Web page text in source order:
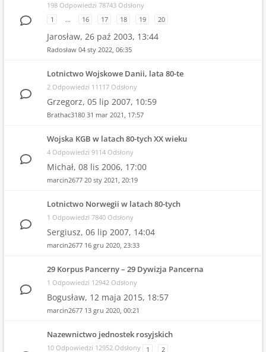
198 Odpowiedzi 78743 Odsłony
1
… 16 17 18 19 20
Jarosław, 26 paź 2003, 13:44
Radosław 04 sty 2022, 06:35
Lotnictwo Wojskowe Danii, lata 80-te
2 Odpowiedzi 11117 Odsłony
Grzegorz, 05 lip 2007, 10:59
Brathac3180 31 mar 2021, 17:57
Wojska KGB w latach 80-tych XX wieku
4 Odpowiedzi 9114 Odsłony
Michał, 08 lis 2006, 17:00
marcin2677 20 sty 2021, 20:19
Lotnictwo Norwegii w latach 80-tych
1 Odpowiedzi 7840 Odsłony
Sergiusz, 06 lip 2007, 14:04
marcin2677 16 gru 2020, 23:33
29 Korpus Pancerny – 29 Dywizja Pancerna
1 Odpowiedzi 12942 Odsłony
Bogusław, 12 maja 2015, 18:57
marcin2677 13 gru 2020, 00:21
Nazewnictwo jednostek rosyjskich
10 Odpowiedzi 12952 Odsłony 1 2